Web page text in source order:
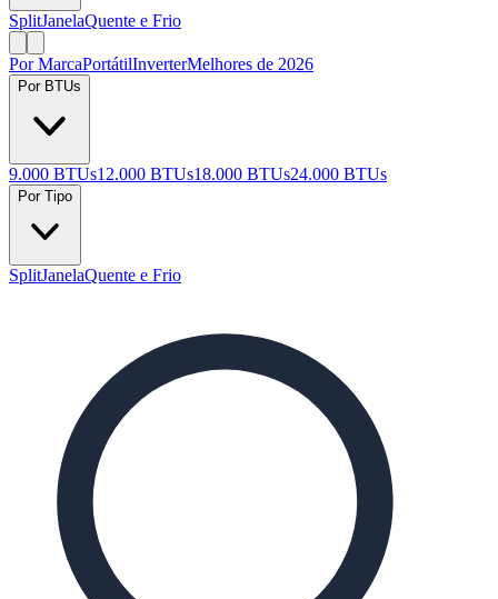
SplitJanelaQuente e Frio
Por MarcaPortátilInverterMelhores de 2026
Por BTUs
9.000 BTUs12.000 BTUs18.000 BTUs24.000 BTUs
Por Tipo
SplitJanelaQuente e Frio